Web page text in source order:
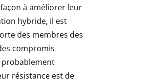
à améliorer leur
hybride, il est
des membres des
compromis
probablement
résistance est de